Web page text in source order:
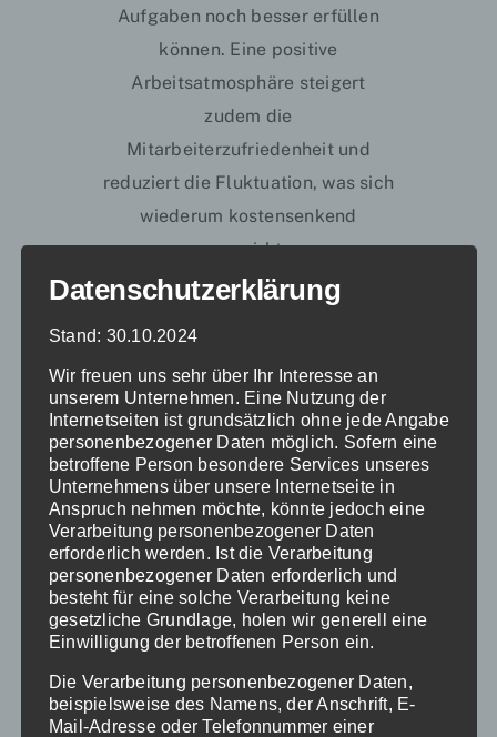
Aufgaben noch besser erfüllen
können. Eine positive
Arbeitsatmosphäre steigert
zudem die
Mitarbeiterzufriedenheit und
reduziert die Fluktuation, was sich
wiederum kostensenkend
auswirkt.
Auch der Klinikservice von
Personalführung eine zentrale
Rolle. Denn der derzeitige
Pflegefachkraftmangel kann zu
gestresstem und überfordertem
Pflegepersonal führen.
Entlastung Ihres Personals durch
den Klinikservice von neoserv
erfolgt unter anderem durch die
Übernahme von Routineaufgaben
wie Stationsservice, Botengänge
und der Verteilung von Essen an
die Patienten.
Datenschutzerklärung
Stand: 30.10.2024
Wir freuen uns sehr über Ihr Interesse an
unserem Unternehmen. Eine Nutzung der
Internetseiten ist grundsätzlich ohne jede Angabe
personenbezogener Daten möglich. Sofern eine
betroffene Person besondere Services unseres
Unternehmens über unsere Internetseite in
Anspruch nehmen möchte, könnte jedoch eine
Verarbeitung personenbezogener Daten
erforderlich werden. Ist die Verarbeitung
personenbezogener Daten erforderlich und
besteht für eine solche Verarbeitung keine
gesetzliche Grundlage, holen wir generell eine
Einwilligung der betroffenen Person ein.
Die Verarbeitung personenbezogener Daten,
beispielsweise des Namens, der Anschrift, E-
Mail-Adresse oder Telefonnummer einer